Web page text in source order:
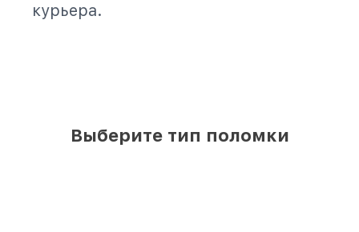
курьера.
Выберите тип поломки